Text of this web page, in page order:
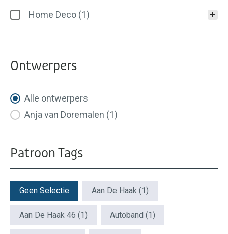
Categorieën
Home Deco (1)
Ontwerpers
Ontwerpers
Alle ontwerpers
Anja van Doremalen (1)
Patroon Tags
Patroon Tags
Geen Selectie Aan De Haak (1)
Aan De Haak 46 (1) Autoband (1)